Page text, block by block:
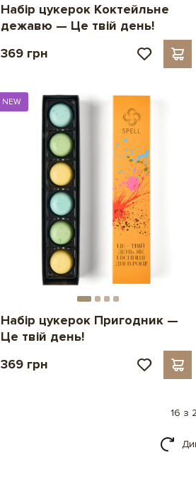
Набір цукерок Коктейльне
дежавю — Це твій день!
369 грн
NEW
Набір цукерок Пригодник —
Це твій день!
369 грн
16 з